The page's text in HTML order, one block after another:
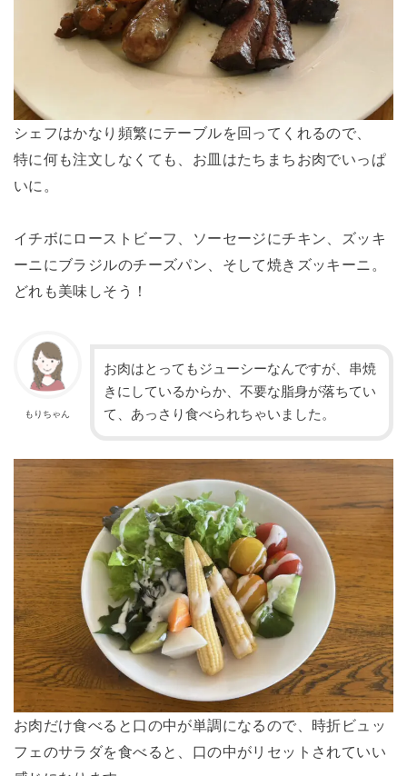
シェフはかなり頻繁にテーブルを回ってくれるので、
特に何も注文しなくても、お皿はたちまちお肉でいっぱ
いに。
イチボにローストビーフ、ソーセージにチキン、ズッキ
ーニにブラジルのチーズパン、そして焼きズッキーニ。
どれも美味しそう！
もりちゃん
お肉はとってもジューシーなんですが、串焼
きにしているからか、不要な脂身が落ちてい
て、あっさり食べられちゃいました。
お肉だけ食べると口の中が単調になるので、時折ビュッ
フェのサラダを食べると、口の中がリセットされていい